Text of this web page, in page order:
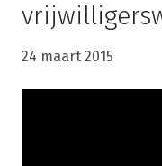
24 maart 2015